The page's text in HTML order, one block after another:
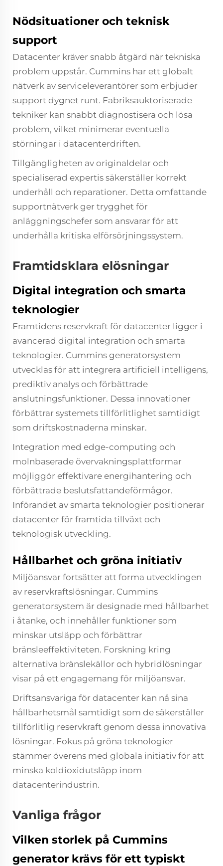
Nödsituationer och teknisk
support
Datacenter kräver snabb åtgärd när tekniska
problem uppstår. Cummins har ett globalt
nätverk av serviceleverantörer som erbjuder
support dygnet runt. Fabriksauktoriserade
tekniker kan snabbt diagnostisera och lösa
problem, vilket minimerar eventuella
störningar i datacenterdriften.
Tillgängligheten av originaldelar och
specialiserad expertis säkerställer korrekt
underhåll och reparationer. Detta omfattande
supportnätverk ger trygghet för
anläggningschefer som ansvarar för att
underhålla kritiska elförsörjningssystem.
Framtidsklara elösningar
Digital integration och smarta
teknologier
Framtidens reservkraft för datacenter ligger i
avancerad digital integration och smarta
teknologier. Cummins generatorsystem
utvecklas för att integrera artificiell intelligens,
prediktiv analys och förbättrade
anslutningsfunktioner. Dessa innovationer
förbättrar systemets tillförlitlighet samtidigt
som driftskostnaderna minskar.
Integration med edge-computing och
molnbaserade övervakningsplattformar
möjliggör effektivare energihantering och
förbättrade beslutsfattandeförmågor.
Införandet av smarta teknologier positionerar
datacenter för framtida tillväxt och
teknologisk utveckling.
Hållbarhet och gröna initiativ
Miljöansvar fortsätter att forma utvecklingen
av reservkraftslösningar. Cummins
generatorsystem är designade med hållbarhet
i åtanke, och innehåller funktioner som
minskar utsläpp och förbättrar
bränsleeffektiviteten. Forskning kring
alternativa bränslekällor och hybridlösningar
visar på ett engagemang för miljöansvar.
Driftsansvariga för datacenter kan nå sina
hållbarhetsmål samtidigt som de säkerställer
tillförlitlig reservkraft genom dessa innovativa
lösningar. Fokus på gröna teknologier
stämmer överens med globala initiativ för att
minska koldioxidutsläpp inom
datacenterindustrin.
Vanliga frågor
Vilken storlek på Cummins
generator krävs för ett typiskt